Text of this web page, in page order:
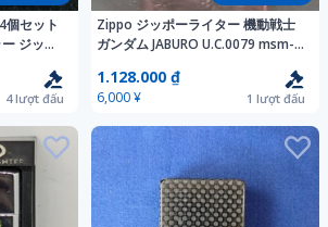
個セット
ジッポ
4lượt đấu
Zippo ジッポーライター 機動戦士
ガンダム JABURO U.C.0079 msm-
1.128.000 ₫
6,000 ¥ 1 lượt đấu